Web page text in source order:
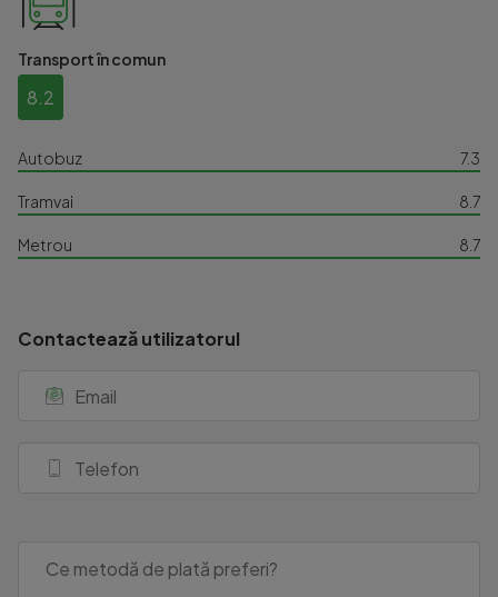
Transport în comun
8.2
Autobuz 7.3
Tramvai 8.7
Metrou 8.7
Contactează utilizatorul